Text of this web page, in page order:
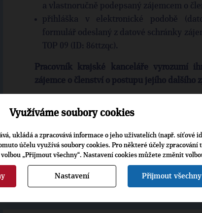
a vlastnoručně podepsaný zájemcem o
přihláška v elektronické podobě
formulář odeslaný z datové schránky
TOP 09 (ID: 86ttzqc).
Pracovník krajské kanceláře vyrozumí
zájemce o členství o postupu jejího dalšího
Pokud byla přihláška konečným
kanceláře vyzve zájemce o členství k
členského příspěvku vzniká zájemci
zájemce příspěvek nezaplatí, má se jeho
Využíváme soubory cookies
ukládá a zpracovává informace o jeho uživatelích (např. síťové
účelu využívá soubory cookies. Pro některé účely zpracování
„Přijmout všechny“. Nastavení cookies můžete změnit
Nastavení Přijmout všechny